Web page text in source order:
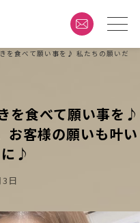
を食べて願い事を♪ 私たちの願いだ
を食べて願い事を♪
お客様の願いも叶い
♪
日